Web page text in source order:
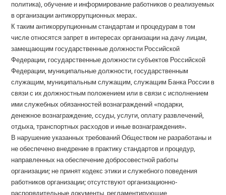
политика), обучение и информирование работников о реализуемых
в организации антикоррупционных мерах.
К таким антикоррупционным стандартам и процедурам в том
числе относятся запрет в интересах организации на дачу лицам,
замещающим государственные должности Российской
Федерации, государственные должности субъектов Российской
Федерации, муниципальные должности, государственным
служащим, муниципальным служащим, служащим Банка России в
связи с их должностным положением или в связи с исполнением
ими служебных обязанностей вознаграждений «подарки,
денежное вознаграждение, ссуды, услуги, оплату развлечений,
отдыха, транспортных расходов и иные вознаграждения».
В нарушение указанных требований Обществом не разработаны и
не обеспечено внедрение в практику стандартов и процедур,
направленных на обеспечение добросовестной работы
организации; не принят кодекс этики и служебного поведения
работников организации; отсутствуют организационно-
распорядительные документы, регламентирующие